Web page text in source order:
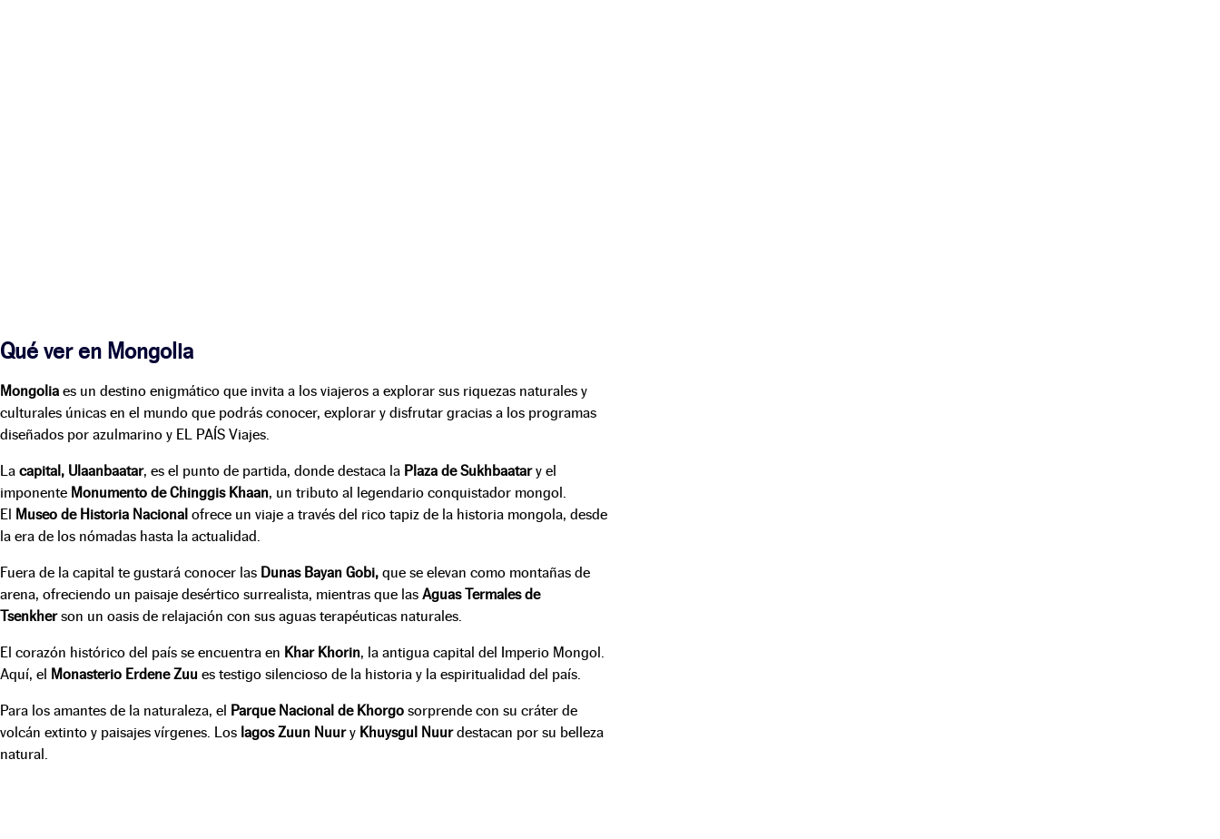
Qué ver en Mongolia
Mongolia es un destino enigmático que invita a los viajeros a explorar sus riquezas naturales y
culturales únicas en el mundo que podrás conocer, explorar y disfrutar gracias a los programas
diseñados por azulmarino y EL PAÍS Viajes.
La capital, Ulaanbaatar, es el punto de partida, donde destaca la Plaza de Sukhbaatary el
imponente Monumento de Chinggis Khaan, un tributo al legendario conquistador mongol.
El Museo de Historia Nacional ofrece un viaje a través del rico tapiz de la historia mongola, desde
la era de los nómadas hasta la actualidad.
Fuera de la capital te gustará conocer las Dunas Bayan Gobi, que se elevan como montañas de
arena, ofreciendo un paisaje desértico surrealista, mientras que las Aguas Termales de
Tsenkherson un oasis de relajación con sus aguas terapéuticas naturales.
El corazón histórico del país se encuentra en Khar Khorin, la antigua capital del Imperio Mongol.
Aquí, el Monasterio Erdene Zuu es testigo silencioso de la historia y la espiritualidad del país.
Para los amantes de la naturaleza, el Parque Nacional de Khorgo sorprende con su cráter de
volcán extinto y paisajes vírgenes. Los lagos Zuun Nuury Khuysgul Nuurdestacan por su belleza
natural.